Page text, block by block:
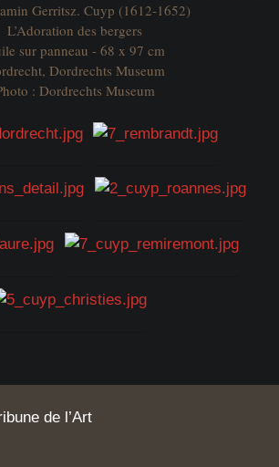
Gerritsz. Cuyp (1612-1652)
L’Adoration des bergers
sur panneau - 68 x 97 cm
Dordrechts Museum
: Dordrechts Museum
de l’Art